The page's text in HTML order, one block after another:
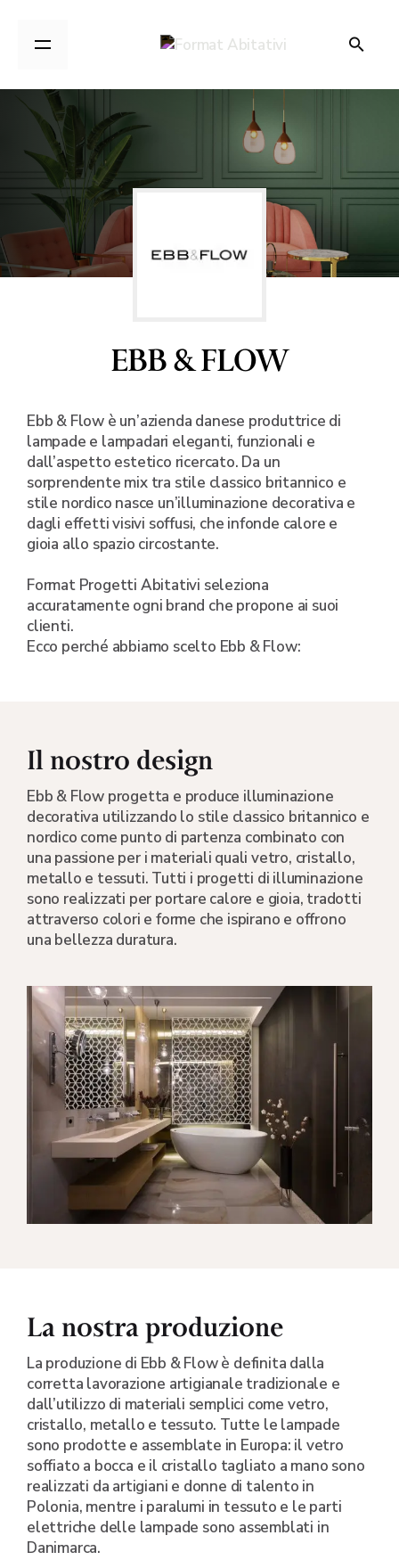
Ebb & Flow è un’azienda danese produttrice di
lampade e lampadari eleganti, funzionali e
dall’aspetto estetico ricercato. Da un
sorprendente mix tra stile classico britannico e
stile nordico nasce un’illuminazione decorativa e
dagli effetti visivi soffusi, che infonde calore e
gioia allo spazio circostante.
Format Progetti Abitativi seleziona
accuratamente ogni brand che propone ai suoi
clienti.
Ecco perché abbiamo scelto Ebb & Flow:
EBB & FLOW
Il nostro design
Ebb & Flow progetta e produce illuminazione
decorativa utilizzando lo stile classico britannico e
nordico come punto di partenza combinato con
una passione per i materiali quali vetro, cristallo,
metallo e tessuti. Tutti i progetti di illuminazione
sono realizzati per portare calore e gioia, tradotti
attraverso colori e forme che ispirano e offrono
una bellezza duratura.
La nostra produzione
La produzione di Ebb & Flow è definita dalla
corretta lavorazione artigianale tradizionale e
dall’utilizzo di materiali semplici come vetro,
cristallo, metallo e tessuto. Tutte le lampade
sono prodotte e assemblate in Europa: il vetro
soffiato a bocca e il cristallo tagliato a mano sono
realizzati da artigiani e donne di talento in
Polonia, mentre i paralumi in tessuto e le parti
elettriche delle lampade sono assemblati in
Danimarca.